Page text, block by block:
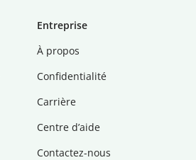
Entreprise
À propos
Confidentialité
Carrière
Centre d’aide
Contactez-nous